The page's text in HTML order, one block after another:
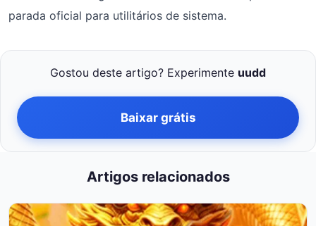
parada oficial para utilitários de sistema.
Gostou deste artigo? Experimente uudd
Baixar grátis
Artigos relacionados